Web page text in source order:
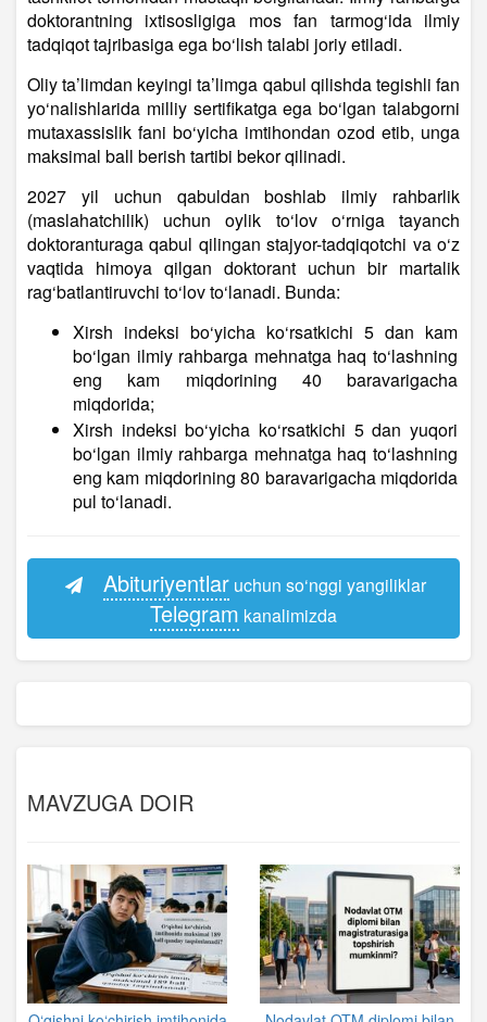
doktorantning ixtisosligiga mos fan tarmog‘ida ilmiy
tadqiqot tajribasiga ega bo‘lish talabi joriy etiladi.
Oliy ta’limdan keyingi ta’limga qabul qilishda tegishli fan
yo‘nalishlarida milliy sertifikatga ega bo‘lgan talabgorni
mutaxassislik fani bo‘yicha imtihondan ozod etib, unga
maksimal ball berish tartibi bekor qilinadi.
2027 yil uchun qabuldan boshlab ilmiy rahbarlik
(maslahatchilik) uchun oylik to‘lov o‘rniga tayanch
doktoranturaga qabul qilingan stajyor-tadqiqotchi va o‘z
vaqtida himoya qilgan doktorant uchun bir martalik
rag‘batlantiruvchi to‘lov to‘lanadi. Bunda:
Xirsh indeksi bo‘yicha ko‘rsatkichi 5 dan kam
bo‘lgan ilmiy rahbarga mehnatga haq to‘lashning
eng kam miqdorining 40 baravarigacha
miqdorida;
Xirsh indeksi bo‘yicha ko‘rsatkichi 5 dan yuqori
bo‘lgan ilmiy rahbarga mehnatga haq to‘lashning
eng kam miqdorining 80 baravarigacha miqdorida
pul to‘lanadi.
Abituriyentlaruchun so‘nggi yangiliklar
Telegram kanalimizda
MAVZUGA DOIR